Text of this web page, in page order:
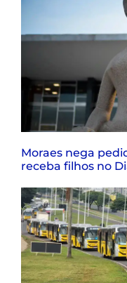
Moraes nega
receba filhos no